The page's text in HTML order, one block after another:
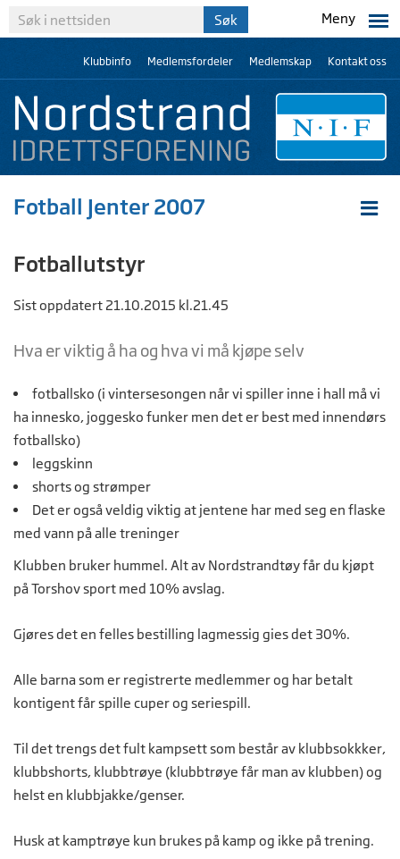
Meny
Klubbinfo Medlemsfordeler Medlemskap Kontakt oss
Fotball Jenter 2007
Fotballutstyr
Sist oppdatert 21.10.2015 kl.21.45
Hva er viktig å ha og hva vi må kjøpe selv
fotballsko (i vintersesongen når vi spiller inne i hall må vi
ha innesko, joggesko funker men det er best med innendørs
fotballsko)
leggskinn
shorts og strømper
Det er også veldig viktig at jentene har med seg en flaske
med vann på alle treninger
Klubben bruker hummel. Alt av Nordstrandtøy får du kjøpt
på Torshovsport med 10% avslag.
Gjøres det en felles bestilling lagmessig gies det 30%.
Alle barna som er registrerte medlemmer og har betalt
kontigent får spille cuper og seriespill.
Til det trengs det fult kampsett som består av klubbsokkker,
klubbshorts, klubbtrøye (klubbtrøye får man av klubben) og
helst en klubbjakke/genser.
Husk at kamptrøye kun brukes på kamp og ikke på trening.